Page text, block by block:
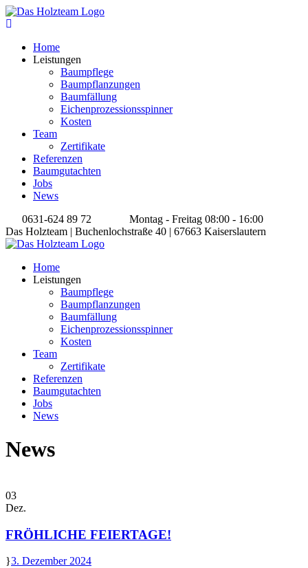
Home
Leistungen
Baumpflege
Baumpflanzungen
Baumfällung
Eichenprozessionsspinner
Kosten
Team
Zertifikate
Referenzen
Baumgutachten
Jobs
News
0631-624 89 72
Montag - Freitag 08:00 - 16:00
Das Holzteam | Buchenlochstraße 40 | 67663 Kaiserslautern
Home
Leistungen
Baumpflege
Baumpflanzungen
Baumfällung
Eichenprozessionsspinner
Kosten
Team
Zertifikate
Referenzen
Baumgutachten
Jobs
News
News
03
Dez.
FRÖHLICHE FEIERTAGE!
3. Dezember 2024